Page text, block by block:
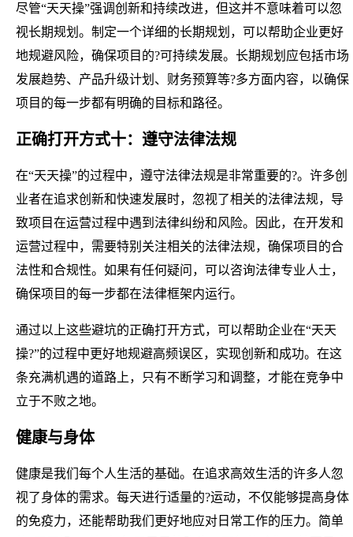
尽管“天天操”强调创新和持续改进，但这并不意味着可以忽
视长期规划。制定一个详细的长期规划，可以帮助企业更好
地规避风险，确保项目的?可持续发展。长期规划应包括市场
发展趋势、产品升级计划、财务预算等?多方面内容，以确保
项目的每一步都有明确的目标和路径。
正确打开方式十：遵守法律法规
在“天天操”的过程中，遵守法律法规是非常重要的?。许多创
业者在追求创新和快速发展时，忽视了相关的法律法规，导
致项目在运营过程中遇到法律纠纷和风险。因此，在开发和
运营过程中，需要特别关注相关的法律法规，确保项目的合
法性和合规性。如果有任何疑问，可以咨询法律专业人士，
确保项目的每一步都在法律框架内运行。
通过以上这些避坑的正确打开方式，可以帮助企业在“天天
操?”的过程中更好地规避高频误区，实现创新和成功。在这
条充满机遇的道路上，只有不断学习和调整，才能在竞争中
立于不败之地。
健康与身体
健康是我们每个人生活的基础。在追求高效生活的许多人忽
视了身体的需求。每天进行适量的?运动，不仅能够提高身体
的免疫力，还能帮助我们更好地应对日常工作的压力。简单